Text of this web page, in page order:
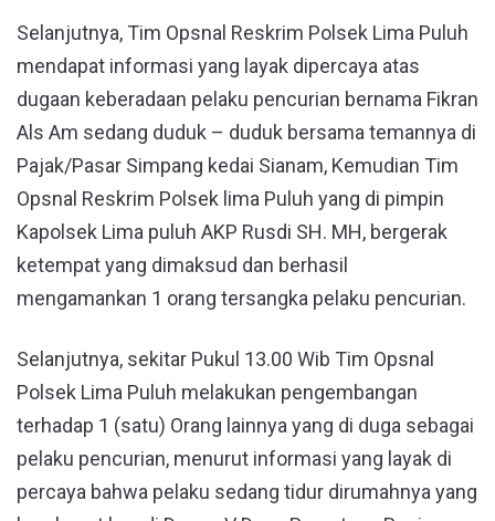
Selanjutnya, Tim Opsnal Reskrim Polsek Lima Puluh
mendapat informasi yang layak dipercaya atas
dugaan keberadaan pelaku pencurian bernama Fikran
Als Am sedang duduk – duduk bersama temannya di
Pajak/Pasar Simpang kedai Sianam, Kemudian Tim
Opsnal Reskrim Polsek lima Puluh yang di pimpin
Kapolsek Lima puluh AKP Rusdi SH. MH, bergerak
ketempat yang dimaksud dan berhasil
mengamankan 1 orang tersangka pelaku pencurian.
Selanjutnya, sekitar Pukul 13.00 Wib Tim Opsnal
Polsek Lima Puluh melakukan pengembangan
terhadap 1 (satu) Orang lainnya yang di duga sebagai
pelaku pencurian, menurut informasi yang layak di
percaya bahwa pelaku sedang tidur dirumahnya yang